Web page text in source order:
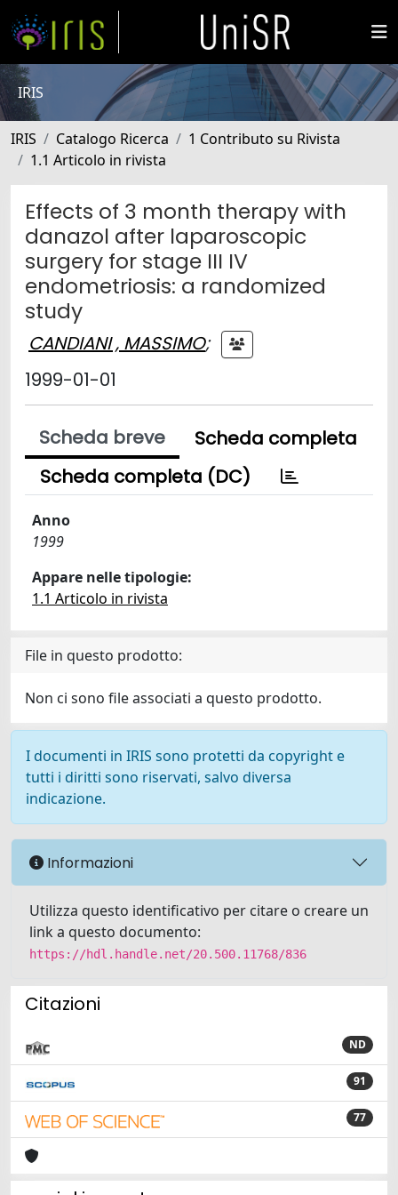
IRIS
IRIS Catalogo Ricerca
1 Contributo su Rivista
1.1 Articolo in rivista
Effects of 3 month therapy with
danazol after laparoscopic
surgery for stage III IV
endometriosis: a randomized
study
CANDIANI , MASSIMO;
1999-01-01
Scheda breve
Scheda completa
Scheda completa (DC)
Anno
1999
Appare nelle tipologie:
1.1 Articolo in rivista
File in questo prodotto:
Non ci sono file associati a questo prodotto.
I documenti in IRIS sono protetti da copyright e
tutti i diritti sono riservati, salvo diversa
indicazione.
Informazioni
Utilizza questo identificativo per citare o creare un
link a questo documento:
https://hdl.handle.net/20.500.11768/836
Citazioni
ND
91
77